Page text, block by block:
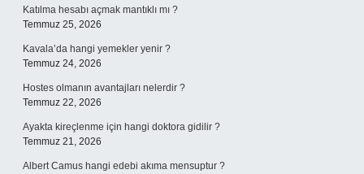
Katılma hesabı açmak mantıklı mı ?
Temmuz 25, 2026
Kavala’da hangi yemekler yenir ?
Temmuz 24, 2026
Hostes olmanın avantajları nelerdir ?
Temmuz 22, 2026
Ayakta kireçlenme için hangi doktora gidilir ?
Temmuz 21, 2026
Albert Camus hangi edebi akıma mensuptur ?